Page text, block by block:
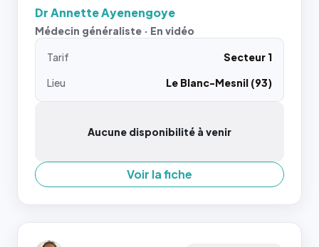
Dr Annette Ayenengoye
Médecin généraliste · En vidéo
Tarif
Secteur 1
Lieu
Le Blanc-Mesnil (93)
Aucune disponibilité à venir
Voir la fiche